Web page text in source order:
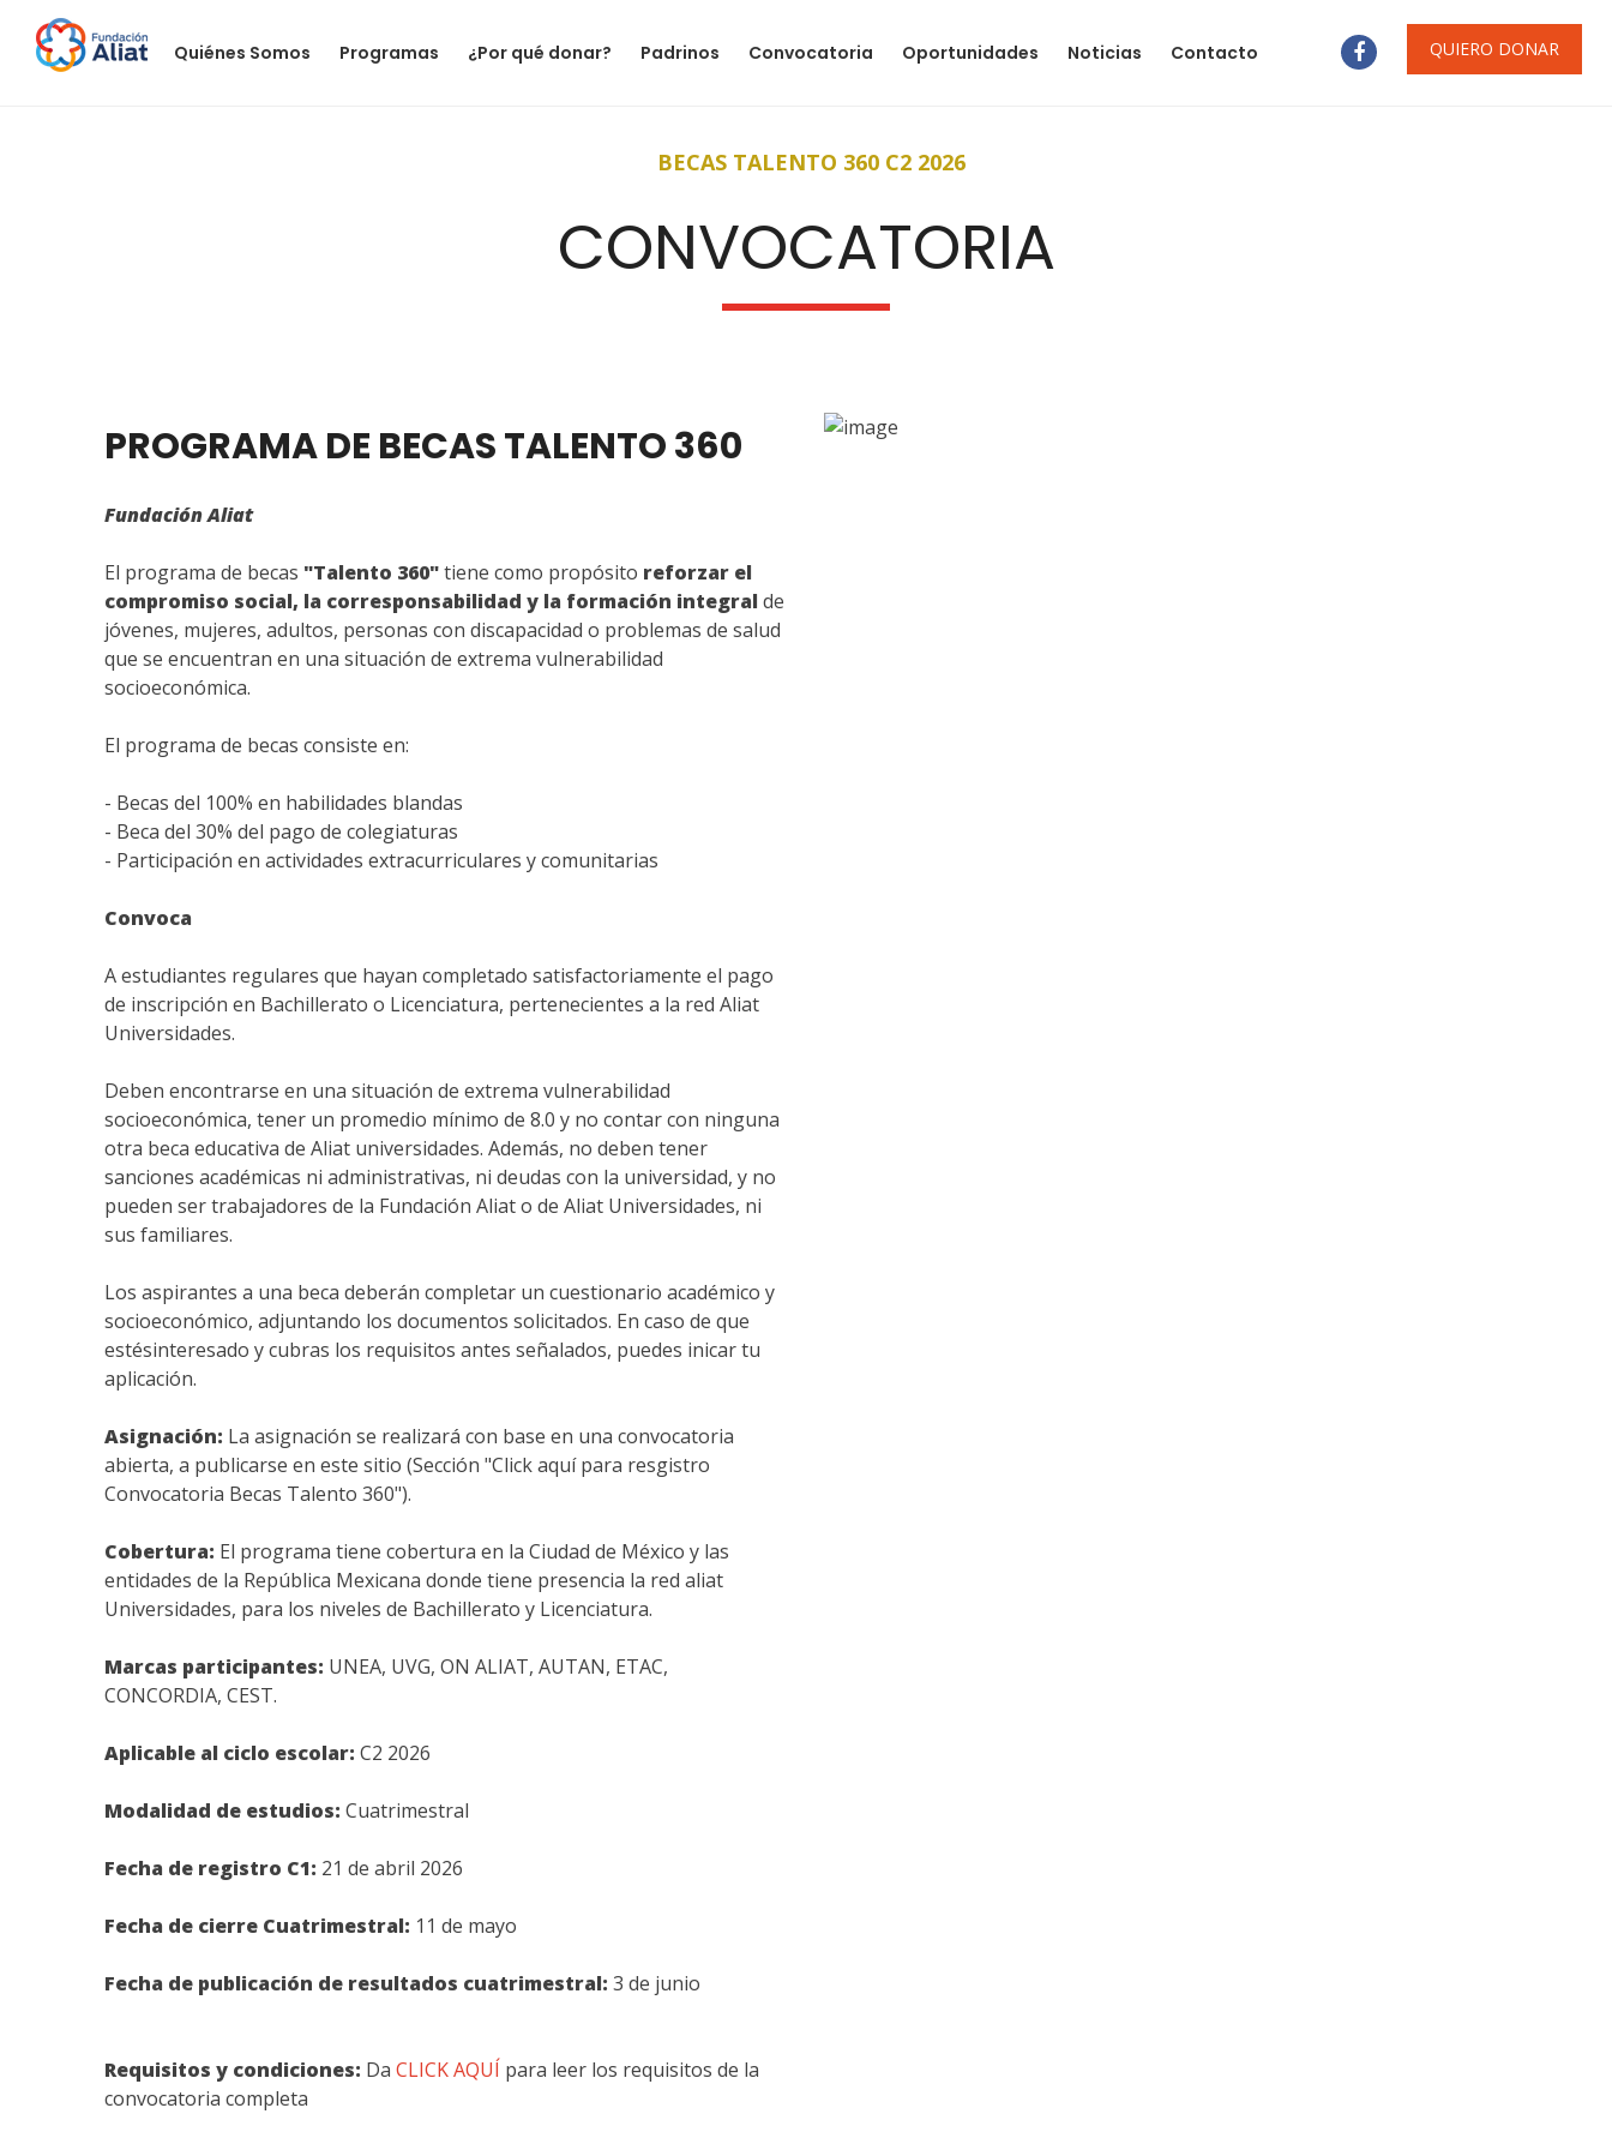
Quiénes Somos Programas ¿Por qué donar? Padrinos Convocatoria Oportunidades Noticias Contacto QUIERO DONAR
BECAS TALENTO 360 C2 2026
CONVOCATORIA
PROGRAMA DE BECAS TALENTO 360
Fundación Aliat
El programa de becas "Talento 360"tiene como propósito reforzar el
compromiso social, la corresponsabilidad y la formación integral de
jóvenes, mujeres, adultos, personas con discapacidad o problemas de salud
que se encuentran en una situación de extrema vulnerabilidad
socioeconómica.
El programa de becas consiste en:
- Becas del 100% en habilidades blandas
- Beca del 30% del pago de colegiaturas
- Participación en actividades extracurriculares y comunitarias
Convoca
A estudiantes regulares que hayan completado satisfactoriamente el pago
de inscripción en Bachillerato o Licenciatura, pertenecientes a la red Aliat
Universidades.
Deben encontrarse en una situación de extrema vulnerabilidad
socioeconómica, tener un promedio mínimo de 8.0 y no contar con ninguna
otra beca educativa de Aliat universidades. Además, no deben tener
sanciones académicas ni administrativas, ni deudas con la universidad, y no
pueden ser trabajadores de la Fundación Aliat o de Aliat Universidades, ni
sus familiares.
Los aspirantes a una beca deberán completar un cuestionario académico y
socioeconómico, adjuntando los documentos solicitados. En caso de que
estésinteresado y cubras los requisitos antes señalados, puedes inicar tu
aplicación.
Asignación: La asignación se realizará con base en una convocatoria
abierta, a publicarse en este sitio (Sección "Click aquí para resgistro
Convocatoria Becas Talento 360").
Cobertura: El programa tiene cobertura en la Ciudad de México y las
entidades de la República Mexicana donde tiene presencia la red aliat
Universidades, para los niveles de Bachillerato y Licenciatura.
Marcas participantes: UNEA, UVG, ON ALIAT, AUTAN, ETAC,
CONCORDIA, CEST.
Aplicable al ciclo escolar: C2 2026
Modalidad de estudios: Cuatrimestral
Fecha de registro C1: 21 de abril 2026
Fecha de cierre Cuatrimestral: 11 de mayo
Fecha de publicación de resultados cuatrimestral: 3 de junio
Requisitos y condiciones: Da CLICK AQUÍ para leer los requisitos de la
convocatoria completa